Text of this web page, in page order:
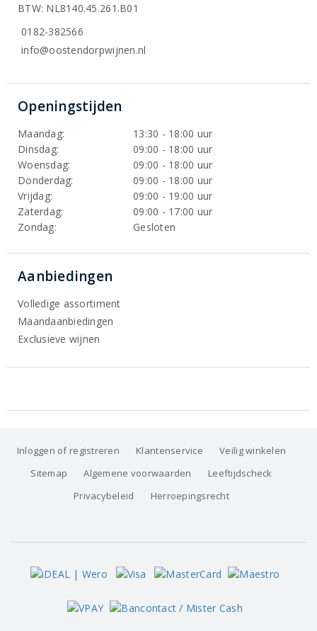
BTW: NL8140.45.261.B01
0182-382566
info@oostendorpwijnen.nl
Openingstijden
Maandag:
13:30 - 18:00 uur
Dinsdag:
09:00 - 18:00 uur
Woensdag:
09:00 - 18:00 uur
Donderdag:
09:00 - 18:00 uur
Vrijdag:
09:00 - 19:00 uur
Zaterdag:
09:00 - 17:00 uur
Zondag:
Gesloten
Aanbiedingen
Volledige assortiment
Maandaanbiedingen
Exclusieve wijnen
Inloggen of registreren Klantenservice
Veilig winkelen
Sitemap
Algemene voorwaarden
Leeftijdscheck
Privacybeleid
Herroepingsrecht